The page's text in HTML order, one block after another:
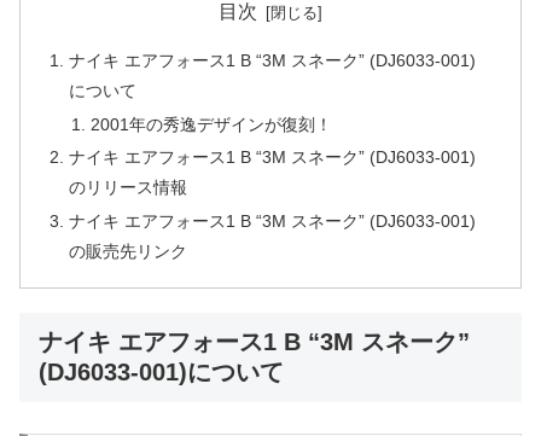
目次
ナイキ エアフォース1 B “3M スネーク” (DJ6033-001)
について
2001年の秀逸デザインが復刻！
ナイキ エアフォース1 B “3M スネーク” (DJ6033-001)
のリリース情報
ナイキ エアフォース1 B “3M スネーク” (DJ6033-001)
の販売先リンク
ナイキ エアフォース1 B “3M スネーク”
(DJ6033-001)について